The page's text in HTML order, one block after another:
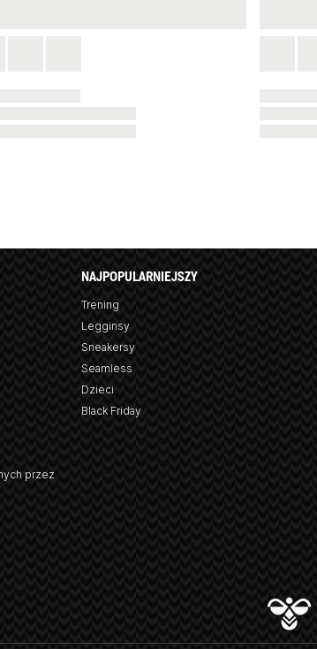
przez
NAJPOPULARNIEJSZY
Trening
Legginsy
Sneakersy
Seamless
Dzieci
Black Friday